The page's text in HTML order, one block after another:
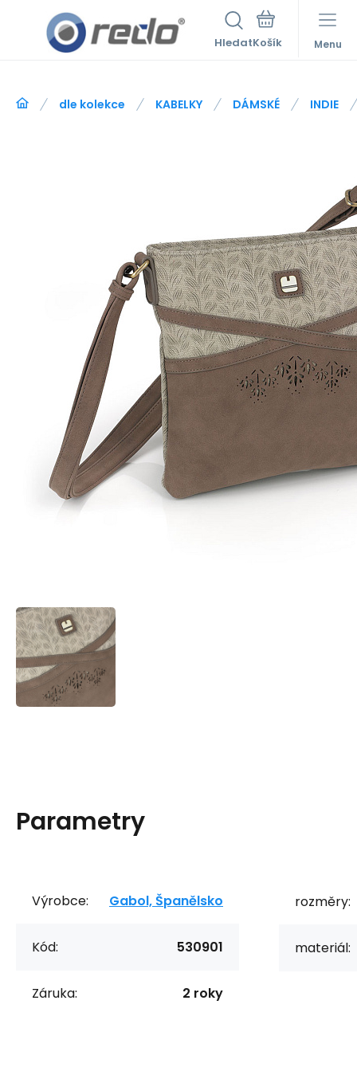
Hledat Menu
dle kolekce KABELKY DÁMSKÉ INDIE
Parametry
Výrobce: Gabol, Španělsko
Kód: 530901
Záruka: 2 roky
rozměry:
materiál: